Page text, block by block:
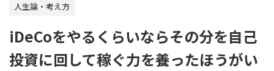
人生論・考え方
iDeCoをやるくらいならその分を自己
投資に回して稼ぐ力を養ったほうがい